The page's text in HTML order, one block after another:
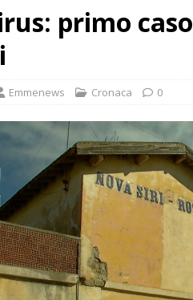
primo
Emmenews Cronaca 0